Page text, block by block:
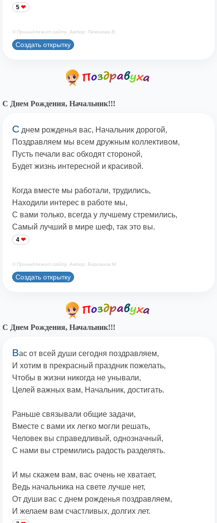
5
© Принадлежит сайту. Автор: Печенова В.
Создать открытку
С Днем Рождения, Начальник!!!
С днем рожденья вас, Начальник дорогой,
Поздравляем мы всем дружным коллективом,
Пусть печали вас обходят стороной,
Будет жизнь интересной и красивой.
Когда вместе мы работали, трудились,
Находили интерес в работе мы,
С вами только, всегда у лучшему стремились,
Самый лучший в мире шеф, так это вы.
4
© Принадлежит сайту. Автор: Берсанов М.
Создать открытку
С Днем Рождения, Начальник!!!
Вас от всей души сегодня поздравляем,
И хотим в прекрасный праздник пожелать,
Чтобы в жизни никогда не унывали,
Целей важных вам, Начальник, достигать.
Раньше связывали общие задачи,
Вместе с вами их легко могли решать,
Человек вы справедливый, однозначный,
С нами вы стремились радость разделять.
И мы скажем вам, вас очень не хватает,
Ведь начальника на свете лучше нет,
От души вас с днем рожденья поздравляем,
И желаем вам счастливых, долгих лет.